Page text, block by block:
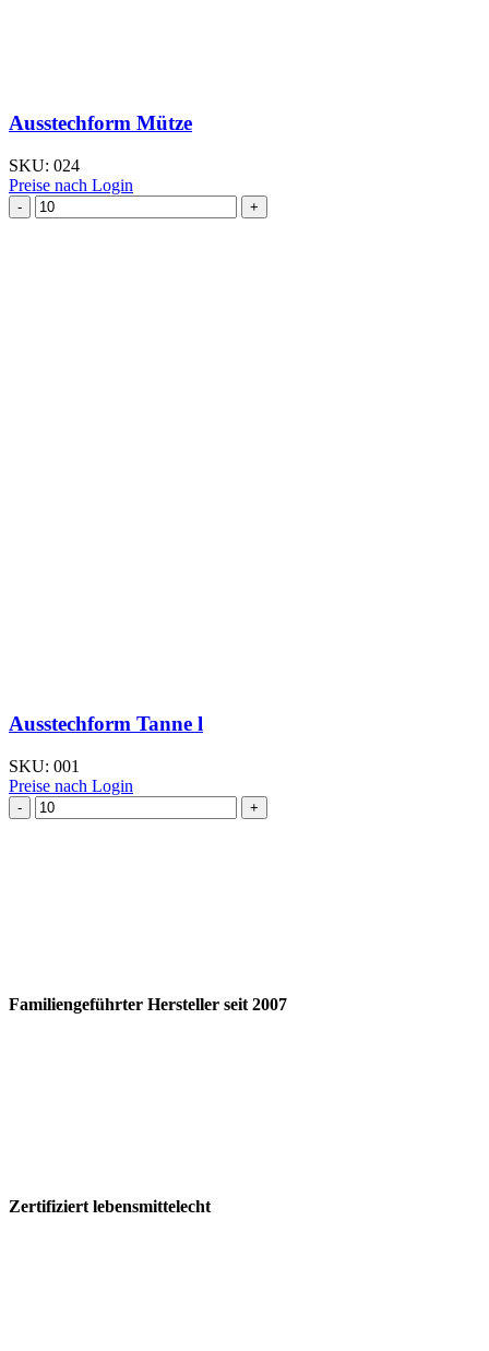
Ausstechform Mütze
SKU: 024
Preise nach Login
Ausstechform Mütze
Menge
Ausstechform Tanne l
SKU: 001
Preise nach Login
Ausstechform Tanne
l
Familiengeführter Hersteller seit 2007
Zertifiziert lebensmittelecht